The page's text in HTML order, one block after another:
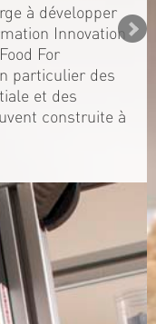
à développer
Innovation
For
particulier des
et des
construite à